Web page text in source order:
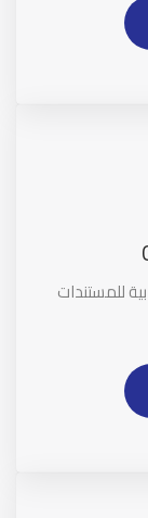
للمستندات